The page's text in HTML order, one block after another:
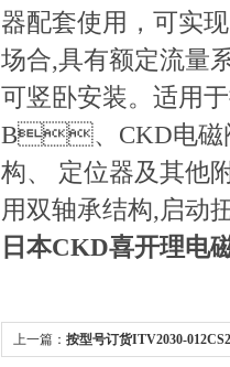
器配套使用，可
场合,具有额定流量系
可竖卧安装。适用于
B、CKD电磁阀
构、 定位器及其
用双轴承结构,启动扭
日本CKD喜开理电
上一篇： 按型号订货ITV2030-